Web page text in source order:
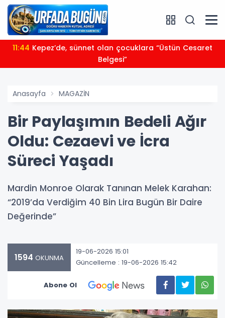
11:44
Belgesi”
Anasayfa MAGAZİN
Bir Paylaşımın Bedeli Ağır
Oldu: Cezaevi ve İcra
Süreci Yaşadı
Mardin Monroe Olarak Tanınan Melek Karahan:
“2019’da Verdiğim 40 Bin Lira Bugün Bir Daire
Değerinde”
1594 OKUNMA
19-06-2026 15:01
Güncelleme : 19-06-2026 15:42
Abone Ol